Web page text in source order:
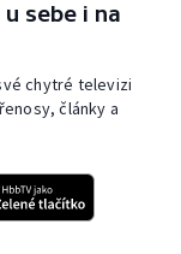
sebe i na
chytré televizi
články a